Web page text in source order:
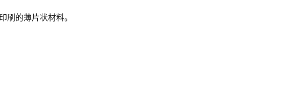
刷的薄片状材料。